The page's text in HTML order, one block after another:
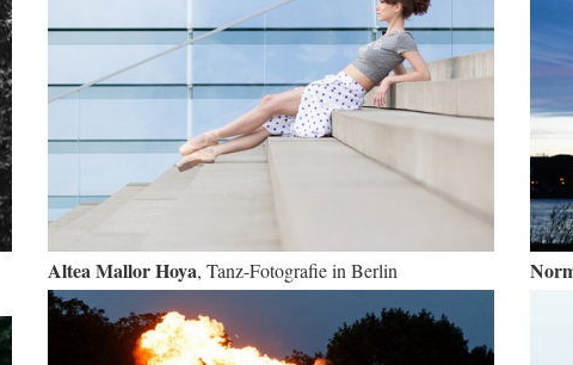
Altea Mallor Hoya, Tanz-Fotografie in Berlin